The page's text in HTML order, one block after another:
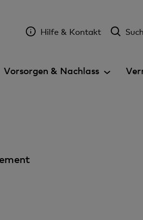
Hilfe & Kontakt
Vorsorgen & Nachlass